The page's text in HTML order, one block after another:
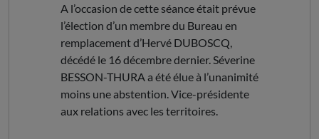
A l’occasion de cette séance était prévue
l’élection d’un membre du Bureau en
remplacement d’Hervé DUBOSCQ,
décédé le 16 décembre dernier. Séverine
BESSON-THURA a été élue à l’unanimité
moins une abstention. Vice-présidente
aux relations avec les territoires.